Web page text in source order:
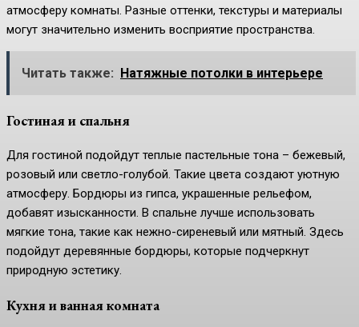
атмосферу комнаты. Разные оттенки, текстуры и материалы
могут значительно изменить восприятие пространства.
Читать также: Натяжные потолки в интерьере
Гостиная и спальня
Для гостиной подойдут теплые пастельные тона – бежевый,
розовый или светло-голубой. Такие цвета создают уютную
атмосферу. Бордюры из гипса, украшенные рельефом,
добавят изысканности. В спальне лучше использовать
мягкие тона, такие как нежно-сиреневый или мятный. Здесь
подойдут деревянные бордюры, которые подчеркнут
природную эстетику.
Кухня и ванная комната